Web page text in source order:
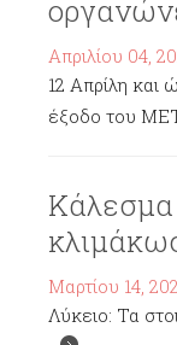
Απριλίου 04,
12 Απρίλη και
έξοδο του
Μαρτίου 14,
Λύκειο: Τα